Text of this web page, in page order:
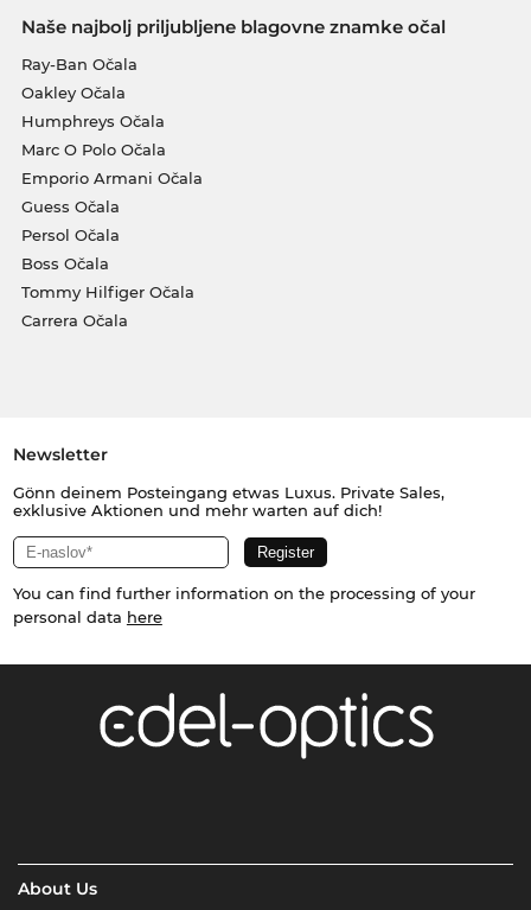
Naše najbolj priljubljene blagovne znamke očal
Ray-Ban Očala
Oakley Očala
Humphreys Očala
Marc O Polo Očala
Emporio Armani Očala
Guess Očala
Persol Očala
Boss Očala
Tommy Hilfiger Očala
Carrera Očala
Newsletter
Gönn deinem Posteingang etwas Luxus. Private Sales,
exklusive Aktionen und mehr warten auf dich!
You can find further information on the processing of your
personal data here
About Us